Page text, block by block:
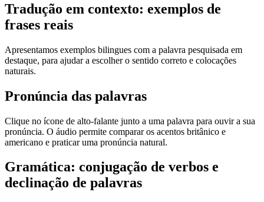
Tradução em contexto: exemplos de
frases reais
Apresentamos exemplos bilingues com a palavra pesquisada em
destaque, para ajudar a escolher o sentido correto e colocações
naturais.
Pronúncia das palavras
Clique no ícone de alto-falante junto a uma palavra para ouvir a sua
pronúncia. O áudio permite comparar os acentos britânico e
americano e praticar uma pronúncia natural.
Gramática: conjugação de verbos e
declinação de palavras